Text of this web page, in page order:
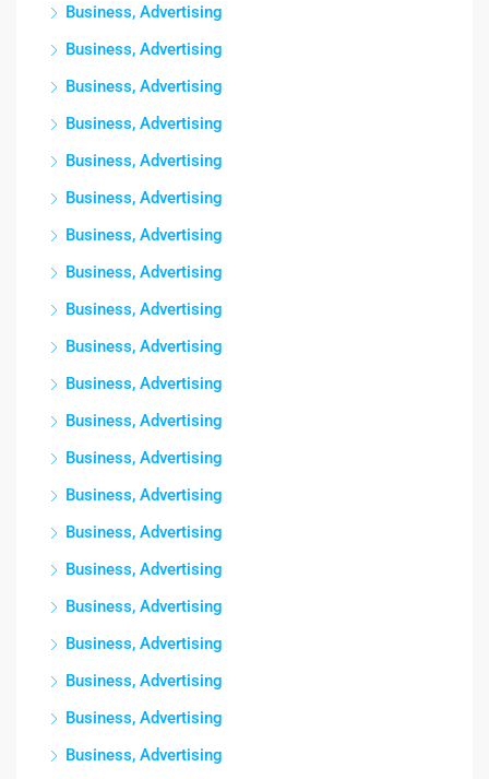
Business, Advertising
Business, Advertising
Business, Advertising
Business, Advertising
Business, Advertising
Business, Advertising
Business, Advertising
Business, Advertising
Business, Advertising
Business, Advertising
Business, Advertising
Business, Advertising
Business, Advertising
Business, Advertising
Business, Advertising
Business, Advertising
Business, Advertising
Business, Advertising
Business, Advertising
Business, Advertising
Business, Advertising